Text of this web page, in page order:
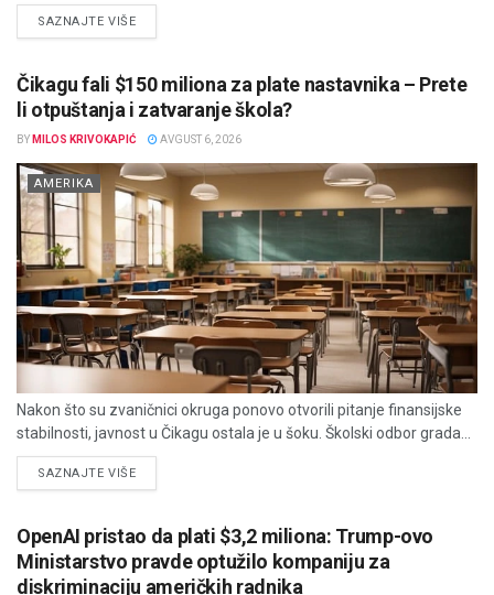
SAZNAJTE VIŠEDETAILS
Čikagu fali $150 miliona za plate nastavnika – Prete
li otpuštanja i zatvaranje škola?
BY MILOS KRIVOKAPIĆ AVGUST 6, 2026
AMERIKA
Nakon što su zvaničnici okruga ponovo otvorili pitanje finansijske
stabilnosti, javnost u Čikagu ostala je u šoku. Školski odbor grada...
SAZNAJTE VIŠEDETAILS
OpenAI pristao da plati $3,2 miliona: Trump-ovo
Ministarstvo pravde optužilo kompaniju za
diskriminaciju američkih radnika